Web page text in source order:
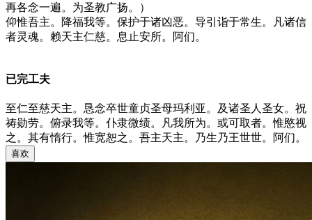
再各念一遍。为圣教广扬。）
仰惟吾主。降福我等。保护于诸凶恶。导引诣于常生。凡诸信
者灵魂。赖天主仁慈。息止安所。阿们。
已完工夫
至仁至慈天主。恳念卒世童贞圣母玛利亚。及诸圣人圣女。祝
祷勋劳。俯录我等。仆隶微绩。凡我所为。或可取者。惟愍视
之。其有惰行。惟宽恕之。吾主天主。乃生乃王世世。阿们。
喜欢